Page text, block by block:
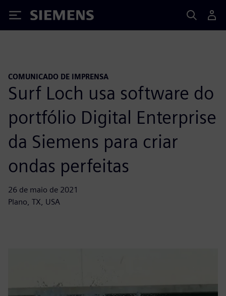
Siemens
COMUNICADO DE IMPRENSA
Surf Loch usa software do
portfólio Digital Enterprise
da Siemens para criar
ondas perfeitas
26 de maio de 2021
Plano, TX, USA